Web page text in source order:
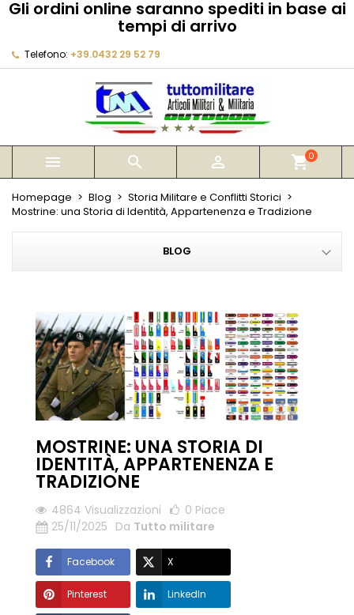
Gli ordini online saranno spediti in base ai
tempi di arrivo
Telefono: +39.0432 29 52 79
   shopping_cart0
Homepage Blog
Storia Militare e Conflitti Storici
Mostrine: una Storia di Identità, Appartenenza e Tradizione
BLOG
MOSTRINE: UNA STORIA DI
IDENTITÀ, APPARTENENZA E
TRADIZIONE
4864 Visualizzazioni 0 Piace
25/11/2025 Da Tutto militare
Facebook X
Pinterest LinkedIn
My wishlists
add_circle_outline Create new list
((modalTitle))
((confirmMessage))
((cancelText)) ((modalDeleteText))
Crea lista dei desideri
Annulla Crea lista dei desideri
Devi avere effettuato l'accesso per salvare dei
prodotti nella tua lista dei desideri.
Annulla